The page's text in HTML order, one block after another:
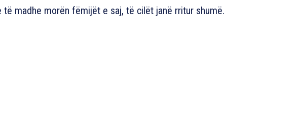
madhe morën fëmijët e saj, të cilët janë rritur shumë.